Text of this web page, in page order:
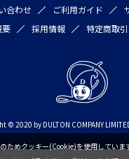
合わせ ご利用ガイド
要
採用情報 特定商取
© 2020 by DULTON COMPANY
ためクッキー(Cookie)を使用していま